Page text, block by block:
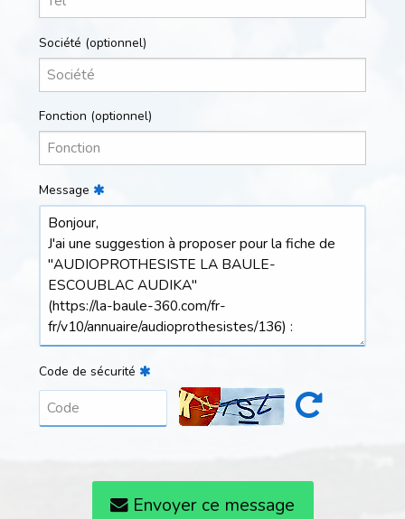
Société (optionnel)
Fonction (optionnel)
Message
Code de sécurité
Envoyer ce message